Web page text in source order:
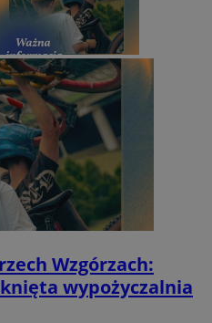
Wzgórzach:
wypożyczalnia